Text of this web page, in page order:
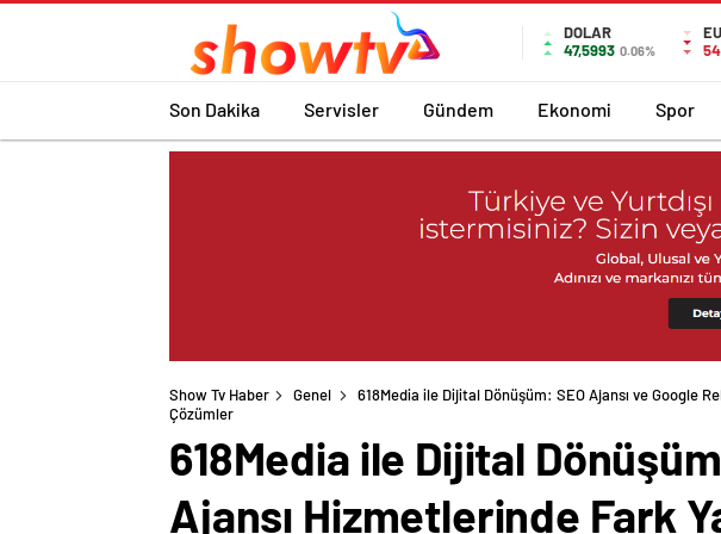
DOLAR
47,5993 0.06%
Son Dakika Servisler Gündem Ekonomi Spor
Show Tv Haber Genel
618Media ile Dijital Dönüşüm: SEO Ajansı ve Google
Çözümler
618Media ile Dijital
Ajansı Hizmetlerinde Fark